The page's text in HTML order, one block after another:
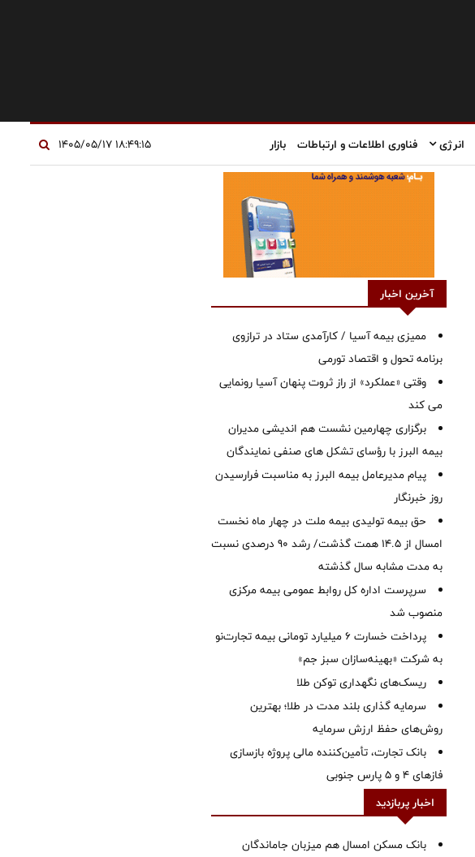
انرژی فناوری اطلاعات و ارتباطات بازار
آخرین اخبار
ممیزی بیمه آسیا / کارآمدی ستاد در ترازوی
برنامه تحول و اقتصاد تورمی
وقتی «عملکرد» از راز ثروت پنهان آسیا رونمایی
می کند
برگزاری چهارمین نشست هم اندیشی مدیران
بیمه البرز با رؤسای تشکل های صنفی نمایندگان
پیام مدیرعامل بیمه البرز به مناسبت فرارسیدن
روز خبرنگار
حق بیمه تولیدی بیمه ملت در چهار ماه نخست
امسال از 14.5 همت گذشت/ رشد 90 درصدی نسبت
به مدت مشابه سال گذشته
سرپرست اداره كل روابط عمومی بیمه مركزی
منصوب شد
پرداخت خسارت ۶ میلیارد تومانی بیمه تجارت‌نو
به شرکت «بهینه‌سازان سبز جم»
ریسک‌های نگهداری توکن طلا
سرمایه گذاری بلند مدت در طلا؛ بهترین
روش‌های حفظ ارزش سرمایه
بانک تجارت، تأمین‌کننده مالی پروژه بازسازی
فازهای ۴ و ۵ پارس جنوبی
اخبار پربازدید
بانک مسکن امسال هم میزبان جاماندگان